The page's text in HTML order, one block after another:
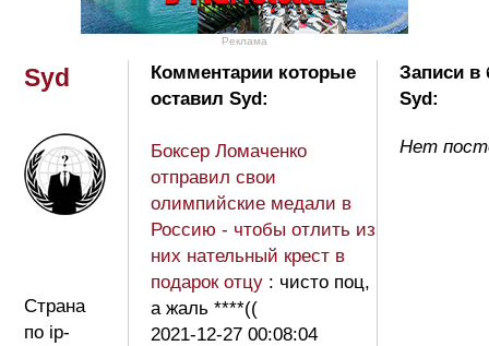
Реклама
Syd
Страна
по ip-
Комментарии которые
оставил Syd:
Боксер Ломаченко
отправил свои
олимпийские медали в
Россию - чтобы отлить из
них нательный крест в
подарок отцу : чисто поц,
а жаль ****((
2021-12-27 00:08:04
Записи в
Syd:
Нет